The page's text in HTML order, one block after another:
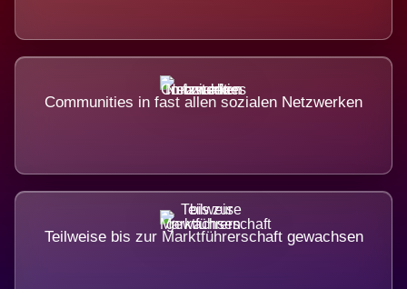
Communities in fast allen sozialen Netzwerken
Teilweise bis zur Marktführerschaft gewachsen